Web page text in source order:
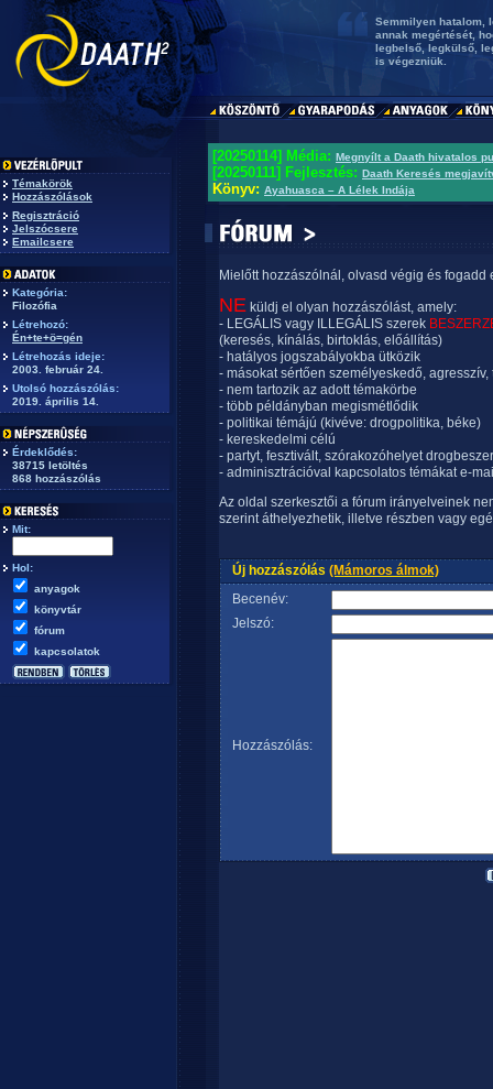
Semmilyen hatalom,
annak megértését,
legbelső, legkülső,
is végezniük.
Témakörök
Hozzászólások
Regisztráció
Jelszócsere
Emailcsere
Kategória:
Filozófia
Létrehozó:
Én+te+ö=gén
Létrehozás ideje:
2003. február 24.
Utolsó hozzászólás:
2019. április 14.
Érdeklődés:
38715 letöltés
868 hozzászólás
Mit:
Hol:
anyagok
könyvtár
fórum
kapcsolatok
[20250114] Média: Megnyílt a Daath hivatalos
[20250111] Fejlesztés: Daath Keresés
Könyv: Ayahuasca – A Lélek Indája
Mielőtt hozzászólnál, olvasd végig és fogadd
NE küldj el olyan hozzászólást, amely:
- LEGÁLIS vagy ILLEGÁLIS szerek
(keresés, kínálás, birtoklás, előállítás)
- hatályos jogszabályokba ütközik
- másokat sértően személyeskedő, agresszív,
- nem tartozik az adott témakörbe
- több példányban megismétlődik
- politikai témájú (kivéve: drogpolitika, béke)
- kereskedelmi célú
- partyt, fesztivált, szórakozóhelyet
- adminisztrációval kapcsolatos témákat e-
Az oldal szerkesztői a fórum irányelveinek
szerint áthelyezhetik, illetve részben vagy
Új hozzászólás (Mámoros álmok)
Becenév:
Jelszó:
Hozzászólás: